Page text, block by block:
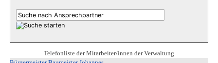
Telefonliste der Mitarbeiter/innen der Verwaltung